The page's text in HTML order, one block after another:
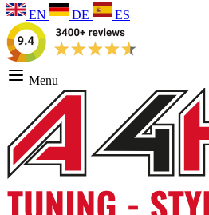
EN
DE ES
Menu